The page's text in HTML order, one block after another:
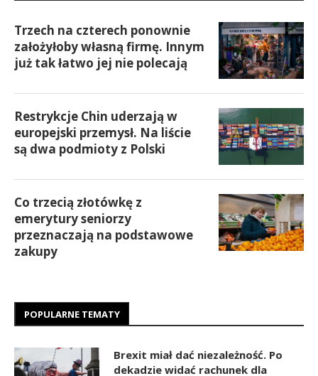
Trzech na czterech ponownie
założyłoby własną firmę. Innym
już tak łatwo jej nie polecają
Restrykcje Chin uderzają w
europejski przemysł. Na liście
są dwa podmioty z Polski
Co trzecią złotówkę z
emerytury seniorzy
przeznaczają na podstawowe
zakupy
POPULARNE TEMATY
Brexit miał dać niezależność. Po
dekadzie widać rachunek dla